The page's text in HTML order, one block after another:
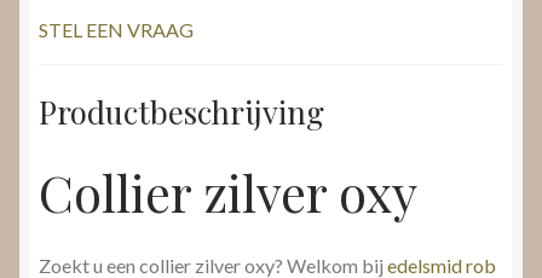
STEL EEN VRAAG
Productbeschrijving
Collier zilver oxy
Zoekt u een collier zilver oxy? Welkom bij edelsmid rob